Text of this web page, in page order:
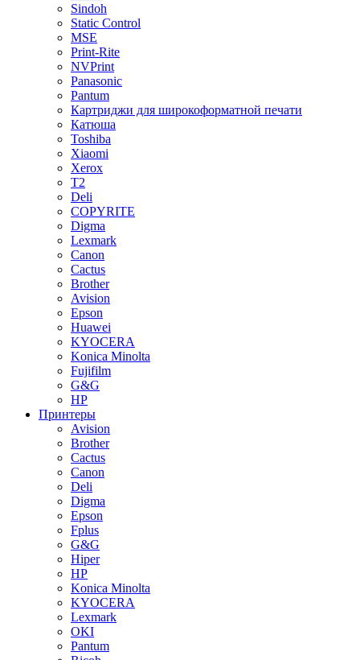
Sindoh
Static Control
MSE
Print-Rite
NVPrint
Panasonic
Pantum
Картриджи для широкоформатной печати
Катюша
Toshiba
Xiaomi
Xerox
T2
Deli
COPYRITE
Digma
Lexmark
Canon
Cactus
Brother
Avision
Epson
Huawei
KYOCERA
Konica Minolta
Fujifilm
G&G
HP
Принтеры
Avision
Brother
Cactus
Canon
Deli
Digma
Epson
Fplus
G&G
Hiper
HP
Konica Minolta
KYOCERA
Lexmark
OKI
Pantum